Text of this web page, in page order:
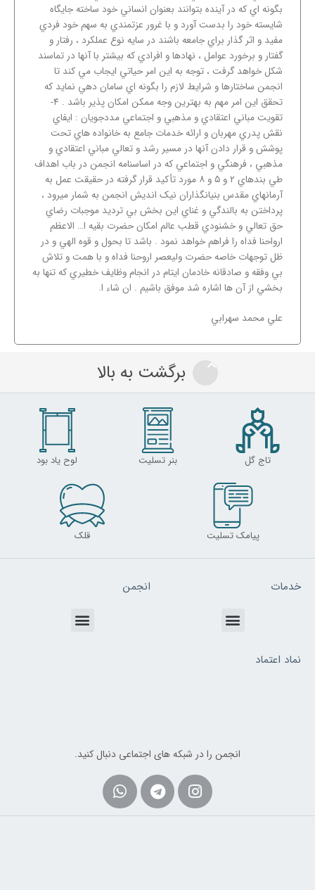
بگونه اي که در آينده بتوانند بعنوان انساني خود ساخته جايگاه
شايسته خود را بدست آورد و با غرور عزتمندي به سهم خود فردي
مفيد و اثر گذار براي جامعه باشند در سايه نوع عملکرد ، رفتار و
گفتار و برخورد عوامل ، نهادها و افرادي که بيشتر با آنها در تماسند
شکل خواهد گرفت ، توجه به اين امر حياتي ايجاب مي کند تا
انجمن ساختارها و شرايط لازم را بگونه اي سامان دهي نمايد که
تحقق اين امر مهم به بهترين وجه ممکن امکان پذير باشد . ۴-
تقويت مباني اعتقادي و مذهبي و اجتماعي مددجويان : ايفاي
نقش پدري مهربان و ارائه خدمات جامع به خانواده هاي تحت
پوشش و قرار دادن آنها در مسير رشد و تعالي مباني اعتقادي و
مذهبي ، فرهنگي و اجتماعي که در اساسنامه انجمن در باب اهداف
طي بندهاي ۲ و ۵ و ۸ مورد تأکيد قرار گرفته در حقيقت عمل به
آرمانهاي مقدس بنيانگذاران نيک انديش انجمن به شمار ميرود ،
پرداختن به بالندگي و غناي اين بخش بي ترديد موجبات رضاي
حق تعالي و خشنودي قطب عالم امکان حضرت بقيه ا… الاعظم
ارواحنا فداه را فراهم خواهد نمود . باشد تا بحول و قوه الهي و در
ظل توجهات خاصه حضرت وليعصر اروحنا فداه و با همت و تلاش
بي وفقه و صادقانه خادمان ايتام در انجام وظايف خطيري که تنها به
بخشي از آن ها اشاره شد موفق باشيم . ان شاء ا.
علي محمد سهرابي
برگشت به بالا
تاج گل بنر تسلیت لوح یاد بود
پیامک تسلیت قلک
خدمات
Menu
انجمن
Menu
نماد اعتماد
انجمن را در شبکه های اجتماعی دنبال کنید.
Instagram
Telegram
Whatsapp